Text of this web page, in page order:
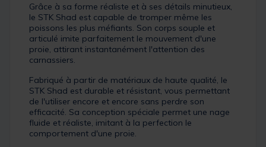
Grâce à sa forme réaliste et à ses détails minutieux,
le STK Shad est capable de tromper même les
poissons les plus méfiants. Son corps souple et
articulé imite parfaitement le mouvement d'une
proie, attirant instantanément l'attention des
carnassiers.
Fabriqué à partir de matériaux de haute qualité, le
STK Shad est durable et résistant, vous permettant
de l'utiliser encore et encore sans perdre son
efficacité. Sa conception spéciale permet une nage
fluide et réaliste, imitant à la perfection le
comportement d'une proie.